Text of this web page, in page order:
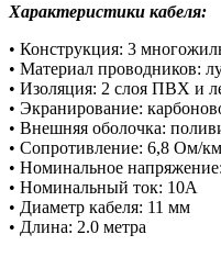
Характеристики кабеля:
• Конструкция: 3
• Материал проводников:
• Изоляция: 2 слоя ПВХ и
• Экранирование:
• Внешняя оболочка:
• Сопротивление: 6,8 Ом/км
• Номинальное
• Номинальный ток: 10А
• Диаметр кабеля: 11 мм
• Длина: 2.0 метра